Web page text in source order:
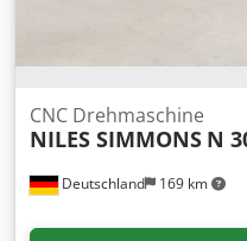
Deutschland 169 km
CNC Drehmaschine
NILES SIMMONS N